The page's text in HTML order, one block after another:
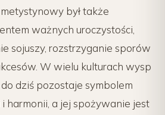
był także
ważnych uroczystości,
sojuszy, rozstrzyganie sporów
W wielu kulturach wysp
dziś pozostaje symbolem
harmonii, a jej spożywanie jest